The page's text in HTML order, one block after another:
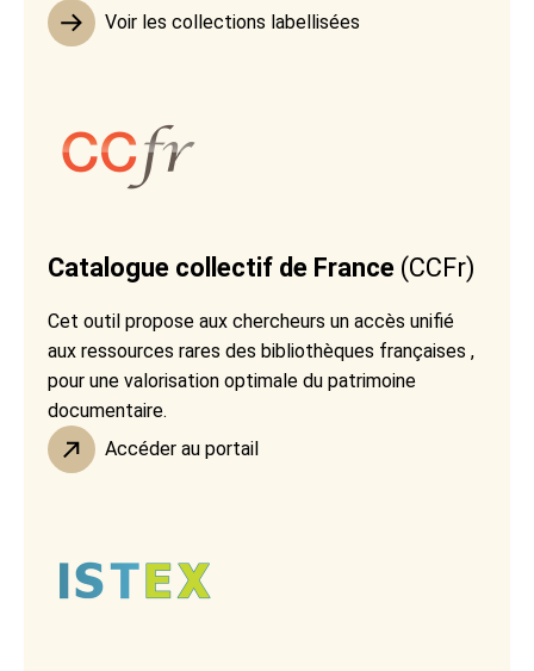
Voir les collections labellisées
Catalogue collectif de France (CCFr)
Cet outil propose aux chercheurs un accès unifié
aux ressources rares des bibliothèques françaises ,
pour une valorisation optimale du patrimoine
documentaire.
Accéder au portail